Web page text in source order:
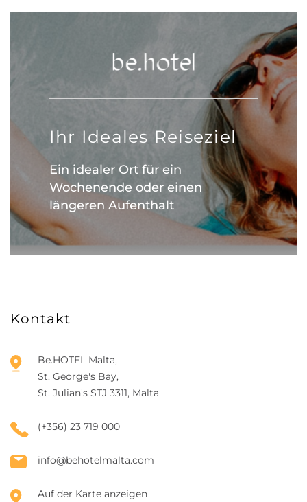
Ihr Ideales Reiseziel
Ein idealer Ort für ein
Wochenende oder einen
längeren Aufenthalt
Kontakt
Be.HOTEL Malta,
St. George's Bay,
St. Julian's STJ 3311, Malta
(+356) 23 719 000
info@behotelmalta.com
Auf der Karte anzeigen